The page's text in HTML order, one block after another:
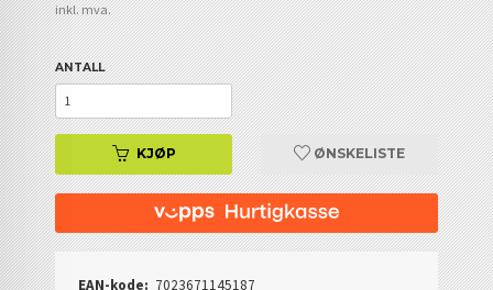
inkl. mva.
ANTALL
KJØP ØNSKELISTE
EAN-kode: 7023671145187